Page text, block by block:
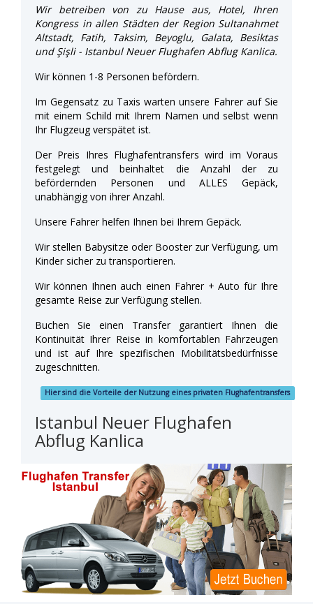
Wir betreiben von zu Hause aus, Hotel, Ihren
Kongress in allen Städten der Region Sultanahmet
Altstadt, Fatih, Taksim, Beyoglu, Galata, Besiktas
und Şişli - Istanbul Neuer Flughafen Abflug Kanlica.
Wir können 1-8 Personen befördern.
Im Gegensatz zu Taxis warten unsere Fahrer auf Sie
mit einem Schild mit Ihrem Namen und selbst wenn
Ihr Flugzeug verspätet ist.
Der Preis Ihres Flughafentransfers wird im Voraus
festgelegt und beinhaltet die Anzahl der zu
befördernden Personen und ALLES Gepäck,
unabhängig von ihrer Anzahl.
Unsere Fahrer helfen Ihnen bei Ihrem Gepäck.
Wir stellen Babysitze oder Booster zur Verfügung, um
Kinder sicher zu transportieren.
Wir können Ihnen auch einen Fahrer + Auto für Ihre
gesamte Reise zur Verfügung stellen.
Buchen Sie einen Transfer garantiert Ihnen die
Kontinuität Ihrer Reise in komfortablen Fahrzeugen
und ist auf Ihre spezifischen Mobilitätsbedürfnisse
zugeschnitten.
Hier sind die Vorteile der Nutzung eines privaten Flughafentransfers
Istanbul Neuer Flughafen
Abflug Kanlica